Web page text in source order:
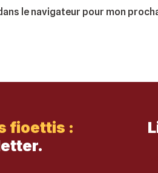
le navigateur pour mon
fioettis :